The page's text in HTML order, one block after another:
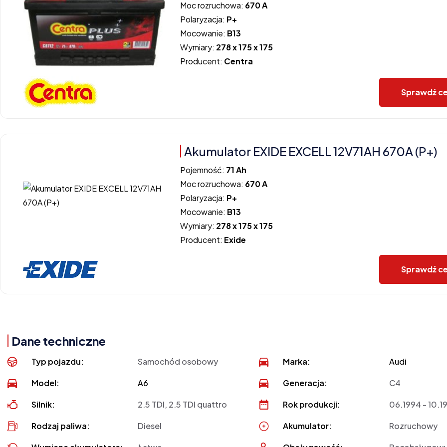
Moc rozruchowa: 670 A
Polaryzacja: P+
Mocowanie: B13
Wymiary: 278 x 175 x 175
Producent: Centra
Sprawdź
Akumulator EXIDE EXCELL 12V71AH 670A (P+)
Pojemność: 71 Ah
Moc rozruchowa: 670 A
Polaryzacja: P+
Mocowanie: B13
Wymiary: 278 x 175 x 175
Producent: Exide
Sprawdź
Dane techniczne
Typ pojazdu: Samochód osobowy Marka: Audi
Model: A6 Generacja: C4
Silnik: 2.5 TDI, 2.5 TDI quattro Rok produkcji: 06.1994 -
Rodzaj paliwa: Diesel Akumulator: Rozruchowy